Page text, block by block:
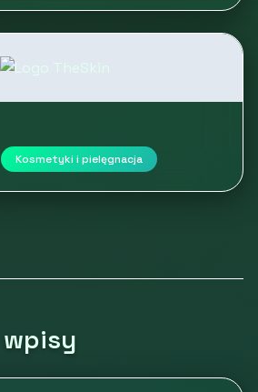
Kosmetyki i pielęgnacja
wpisy